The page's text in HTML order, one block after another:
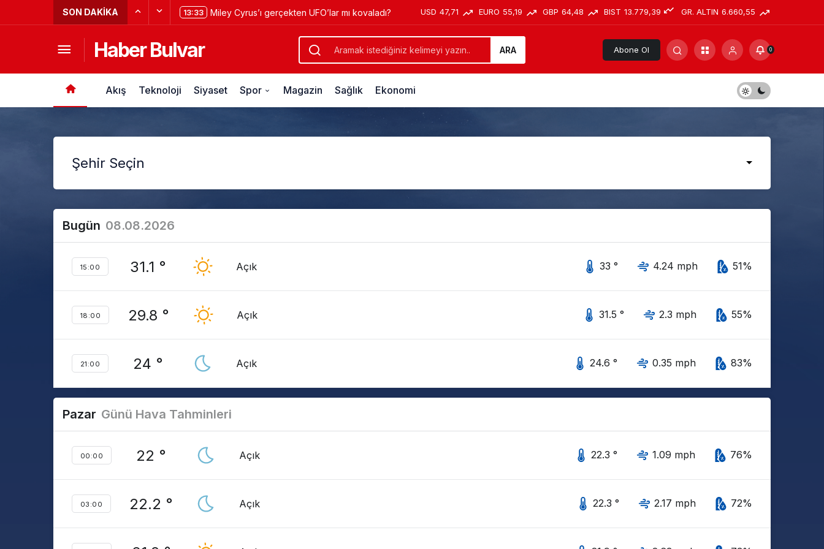
SON DAKIKA 13:33 Miley Cyrus’ı gerçekten UFO’lar mı kovaladı? USD 47,71 EURO 55,19 GBP 64,48 BIST 13.779,39 GR. ALTIN 6.660,55
Haber Bulvar ARA Abone Ol 0
Akış Teknoloji Siyaset Spor Magazin Sağlık Ekonomi
Bugün 08.08.2026
15:00 31.1 ° Açık 33 ° 4.24 mph 51%
18:00 29.8 ° Açık 31.5 ° 2.3 mph 55%
21:00 24 ° Açık 24.6 ° 0.35 mph 83%
Pazar Günü Hava Tahminleri
00:00 22 ° Açık 22.3 ° 1.09 mph 76%
03:00 22.2 ° Açık 22.3 ° 2.17 mph 72%